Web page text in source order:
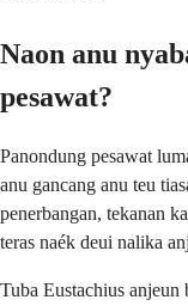
Naon anu
pesawat?
Panondung pesawat
anu gancang anu teu
penerbangan, tekanan
teras naék deui nalika
Tuba Eustachius anjeun